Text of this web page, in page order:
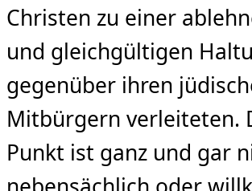
Christen zu einer
und gleichgültigen
gegenüber ihren
Mitbürgern verleiteten.
Punkt ist ganz und gar